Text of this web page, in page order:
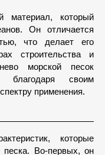
материал, который
Он отличается
что делает его
строительства и
морской песок
благодаря своим
применения.
которые
Во-первых, он